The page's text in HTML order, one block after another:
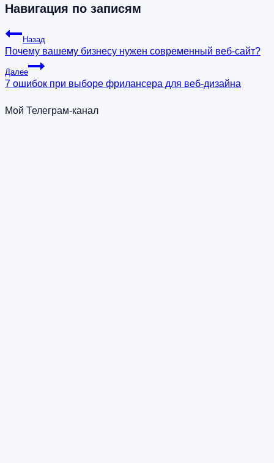
Навигация по записям
Назад
Почему вашему бизнесу нужен современный веб-сайт?
Далее
7 ошибок при выборе фрилансера для веб-дизайна
Мой Телеграм-канал